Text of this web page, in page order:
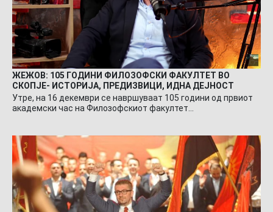
ЖЕЖОВ: 105 ГОДИНИ ФИЛОЗОФСКИ ФАКУЛТЕТ ВО
СКОПЈЕ- ИСТОРИЈА, ПРЕДИЗВИЦИ, ИДНА ДЕЈНОСТ
Утре, на 16 декември се навршуваат 105 години од првиот
академски час на Филозофскиот факултет…